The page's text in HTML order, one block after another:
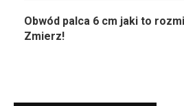
Obwód palca 6 cm jaki to
Zmierz!